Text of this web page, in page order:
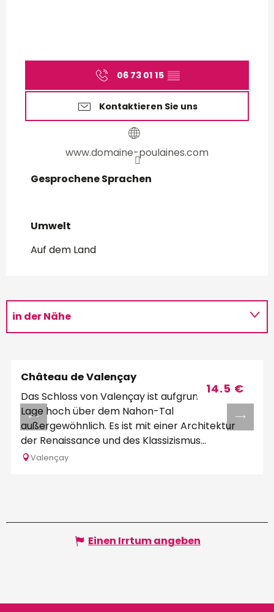
06 73 01 15 ▒▒
Kontaktieren Sie uns
www.domaine-poulaines.com
Gesprochene Sprachen
Gesprochene Sprachen
Umwelt
Umwelt
Auf dem Land
in der Nähe
14.5 €
Château de Valençay
Das Schloss von Valençay ist aufgrund seiner
Lage hoch über dem Nahon-Tal
außergewöhnlich. Es ist mit einer Architektur
der Renaissance und des Klassizismus
ausgestattet und...
Valençay
Einen Irrtum angeben